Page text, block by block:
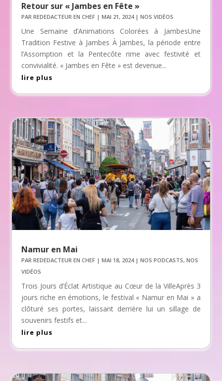
Retour sur « Jambes en Fête »
PARREDEDACTEUR EN CHEF |MAI 21, 2024|NOS VIDÉOS
Une Semaine d’Animations Colorées à JambesUne
Tradition Festive à Jambes À Jambes, la période entre
l’Assomption et la Pentecôte rime avec festivité et
convivialité. « Jambes en Fête » est devenue...
lire plus
Namur en Mai
PARREDEDACTEUR EN CHEF |MAI 18, 2024|NOS PODCASTS,NOS
VIDÉOS
Trois Jours d’Éclat Artistique au Cœur de la VilleAprès 3
jours riche en émotions, le festival « Namur en Mai » a
clôturé ses portes, laissant derrière lui un sillage de
souvenirs festifs et...
lire plus